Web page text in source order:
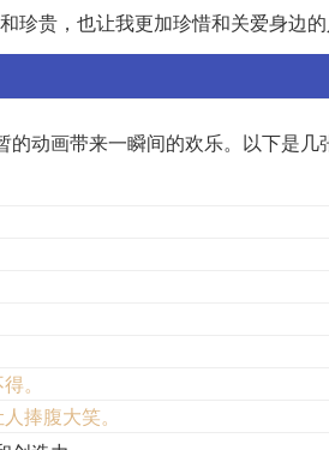
贵，也让我更加珍惜和关爱身边的
动画带来一瞬间的欢乐。以下是几
。
捧腹大笑。